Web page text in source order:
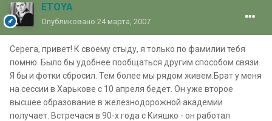
ETOYA
Опубликовано 24 марта, 2007
Серега, привет! К своему стыду, я только по фамилии тебя
помню. Было бы удобнее пообщаться другим способом связи.
Я бы и фотки сбросил. Тем более мы рядом живем.Брат у меня
на сессии в Харькове с 10 апреля бедет. Он уже второе
высшее образование в железнодорожной академии
получает. Встречася в 90-х года с Кияшко - он работал